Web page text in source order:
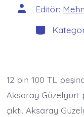
Yazının
yazarı
Editör:
Kategoriler
12 bin 100 TL
Aksaray Güzelyurt
çıktı. Aksaray